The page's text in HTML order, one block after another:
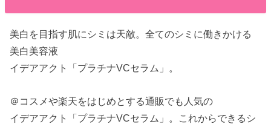
美白を目指す肌にシミは天敵。全てのシミに働きかける
美白美容液
イデアアクト「プラチナVCセラム」。
＠コスメや楽天をはじめとする通販でも人気の
イデアアクト「プラチナVCセラム」。これからできるシ